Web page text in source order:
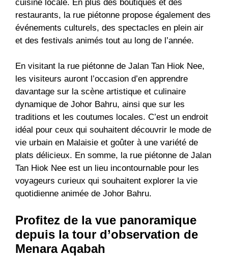
cuisine locale. En plus des boutiques et des
restaurants, la rue piétonne propose également des
événements culturels, des spectacles en plein air
et des festivals animés tout au long de l’année.
En visitant la rue piétonne de Jalan Tan Hiok Nee,
les visiteurs auront l’occasion d’en apprendre
davantage sur la scène artistique et culinaire
dynamique de Johor Bahru, ainsi que sur les
traditions et les coutumes locales. C’est un endroit
idéal pour ceux qui souhaitent découvrir le mode de
vie urbain en Malaisie et goûter à une variété de
plats délicieux. En somme, la rue piétonne de Jalan
Tan Hiok Nee est un lieu incontournable pour les
voyageurs curieux qui souhaitent explorer la vie
quotidienne animée de Johor Bahru.
Profitez de la vue panoramique
depuis la tour d’observation de
Menara Aqabah